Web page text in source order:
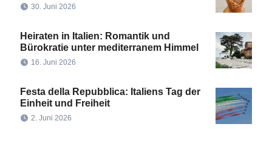
30. Juni 2026
Heiraten in Italien: Romantik und
Bürokratie unter mediterranem Himmel
16. Juni 2026
Festa della Repubblica: Italiens Tag der
Einheit und Freiheit
2. Juni 2026